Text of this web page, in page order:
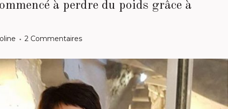
à perdre du poids grâce à
2 Commentaires